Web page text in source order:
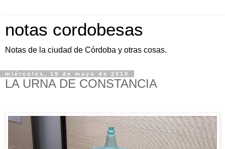
notas cordobesas
Notas de la ciudad de Córdoba y otras cosas.
miércoles, 19 de mayo de 2010
LA URNA DE CONSTANCIA